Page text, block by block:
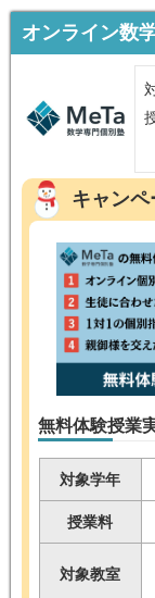
オンライン数
キャンペ
無料体験授業
対象学年
授業料
対象教室